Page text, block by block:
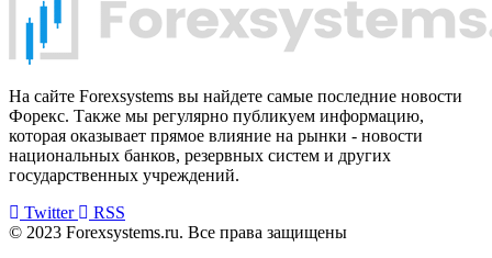
На сайте Forexsystems вы найдете самые последние новости
Форекс. Также мы регулярно публикуем информацию,
которая оказывает прямое влияние на рынки - новости
национальных банков, резервных систем и других
государственных учреждений.
Twitter
RSS
© 2023 Forexsystems.ru. Все права защищены